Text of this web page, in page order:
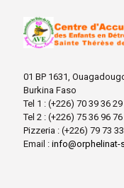
01 BP 1631,
Burkina Faso
Tel 1 : (+226) 70 39 36 29
Tel 2 : (+226) 75 36 96 76
Pizzeria : (+226) 79 73
Email : info@orphelinat-